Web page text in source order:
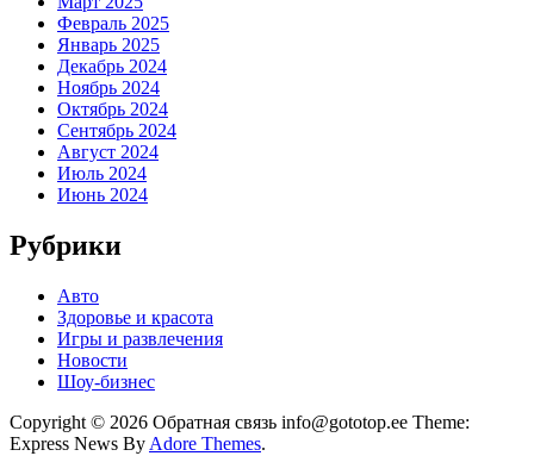
Февраль 2025
Январь 2025
Декабрь 2024
Ноябрь 2024
Октябрь 2024
Сентябрь 2024
Август 2024
Июль 2024
Июнь 2024
Рубрики
Авто
Здоровье и красота
Игры и развлечения
Новости
Шоу-бизнес
Copyright © 2026 Обратная связь info@gototop.ee Theme:
Express News By Adore Themes.